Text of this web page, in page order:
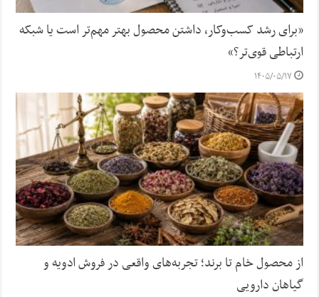
«برای رشد کسب‌وکار، داشتن محصول بهتر مهم‌تر است یا شبکه
ارتباطی قوی‌تر؟»
۱۴۰۵/۰۵/۱۷
از محصول خام تا برند؛ تجربه‌های واقعی در فروش ادویه و
گیاهان دارویی